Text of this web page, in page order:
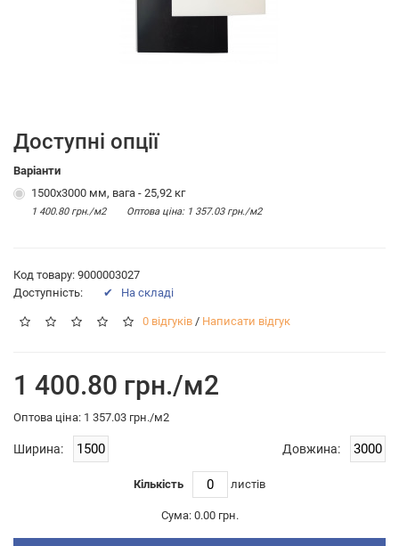
Доступні опції
Варіанти
1500х3000 мм, вага - 25,92 кг
1 400.80 грн./м2 Оптова цiна: 1 357.03 грн./м2
Код товару: 9000003027
Доступність:
✔ На складі
0 відгуків / Написати відгук
1 400.80 грн./м2
Оптова цiна: 1 357.03 грн./м2
Ширина: Довжина:
Кількість листiв
Сума: 0.00 грн.